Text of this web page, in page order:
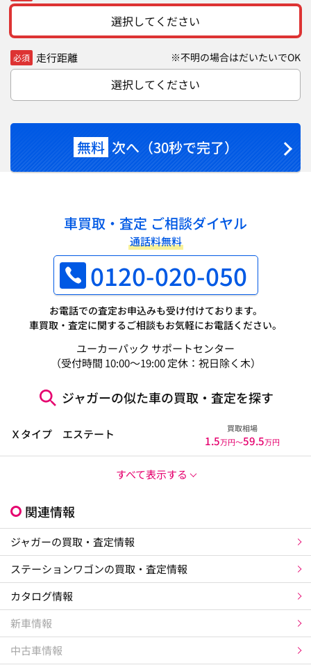
選択してください
必須 走行距離 ※不明の場合はだいたいでOK
選択してください
無料 次へ（30秒で完了）
車買取・査定 ご相談ダイヤル
通話料無料
0120-020-050
お電話での査定お申込みも受け付けております。
車買取・査定に関するご相談もお気軽にお電話ください。
ユーカーパック サポートセンター
（受付時間 10:00～19:00 定休：祝日除く木）
ジャガーの似た車の買取・査定を探す
Ｘタイプ エステート 買取相場
1.5万円〜59.5万円
すべて表示する
関連情報
ジャガーの買取・査定情報
ステーションワゴンの買取・査定情報
カタログ情報
新車情報
中古車情報